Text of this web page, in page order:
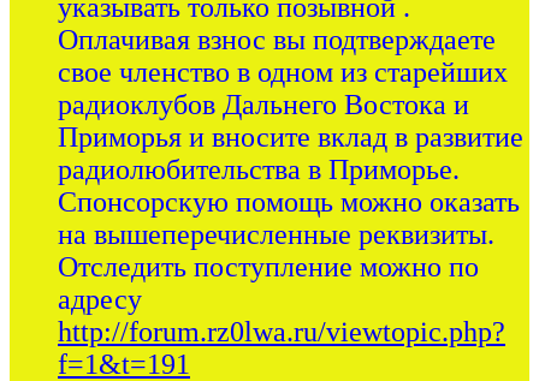
указывать только позывной .
Оплачивая взнос вы подтверждаете
свое членство в одном из старейших
радиоклубов Дальнего Востока и
Приморья и вносите вклад в развитие
радиолюбительства в Приморье.
Спонсорскую помощь можно оказать
на вышеперечисленные реквизиты.
Отследить поступление можно по
адресу
http://forum.rz0lwa.ru/viewtopic.php?
f=1&t=191